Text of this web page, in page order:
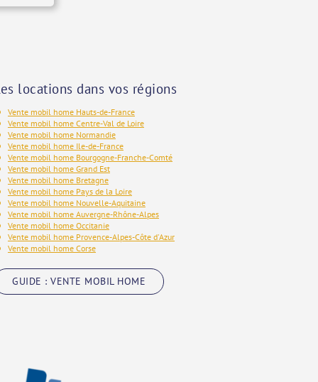
locations dans vos régions
Vente mobil home Hauts-de-France
Vente mobil home Centre-Val de Loire
Vente mobil home Normandie
Vente mobil home Ile-de-France
Vente mobil home Bourgogne-Franche-Comté
Vente mobil home Grand Est
Vente mobil home Bretagne
Vente mobil home Pays de la Loire
Vente mobil home Nouvelle-Aquitaine
Vente mobil home Auvergne-Rhône-Alpes
Vente mobil home Occitanie
Vente mobil home Provence-Alpes-Côte d'Azur
Vente mobil home Corse
GUIDE : VENTE MOBIL HOME